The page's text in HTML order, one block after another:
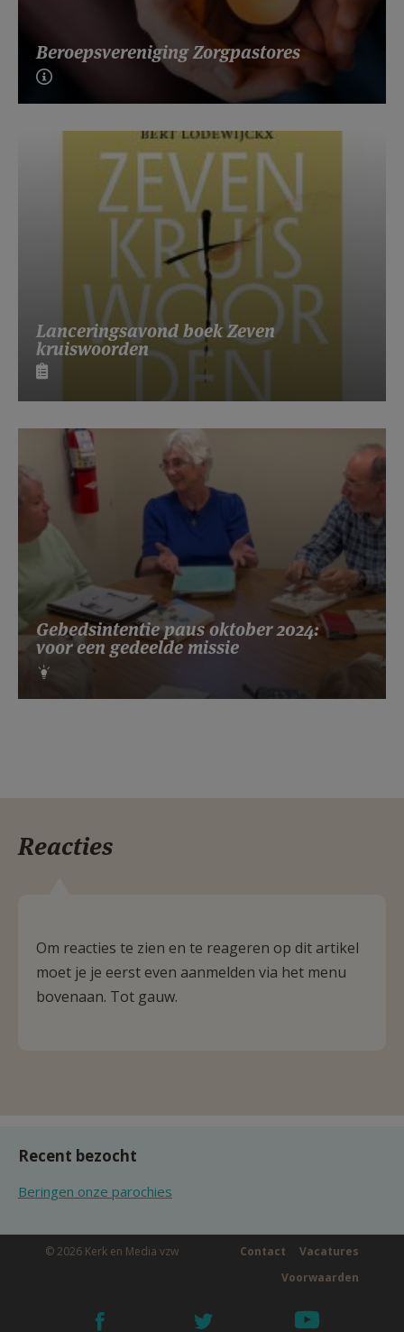
Beroepsvereniging Zorgpastores
Lanceringsavond boek Zeven
kruiswoorden
Gebedsintentie paus oktober 2024:
voor een gedeelde missie
Reacties
Om reacties te zien en te reageren op dit artikel
moet je je eerst even aanmelden via het menu
bovenaan. Tot gauw.
Recent bezocht
Beringen onze parochies
© 2026 Kerk en Media vzw Vacatures
Contact
Voorwaarden